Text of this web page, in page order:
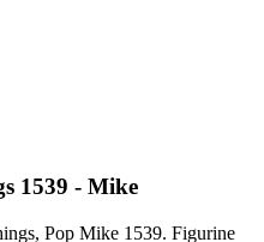
1539 - Mike
Pop Mike 1539. Figurine